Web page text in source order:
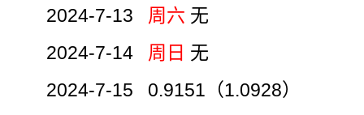
2024-7-13 周六 无
2024-7-14 周日 无
2024-7-15 0.9151（1.0928）